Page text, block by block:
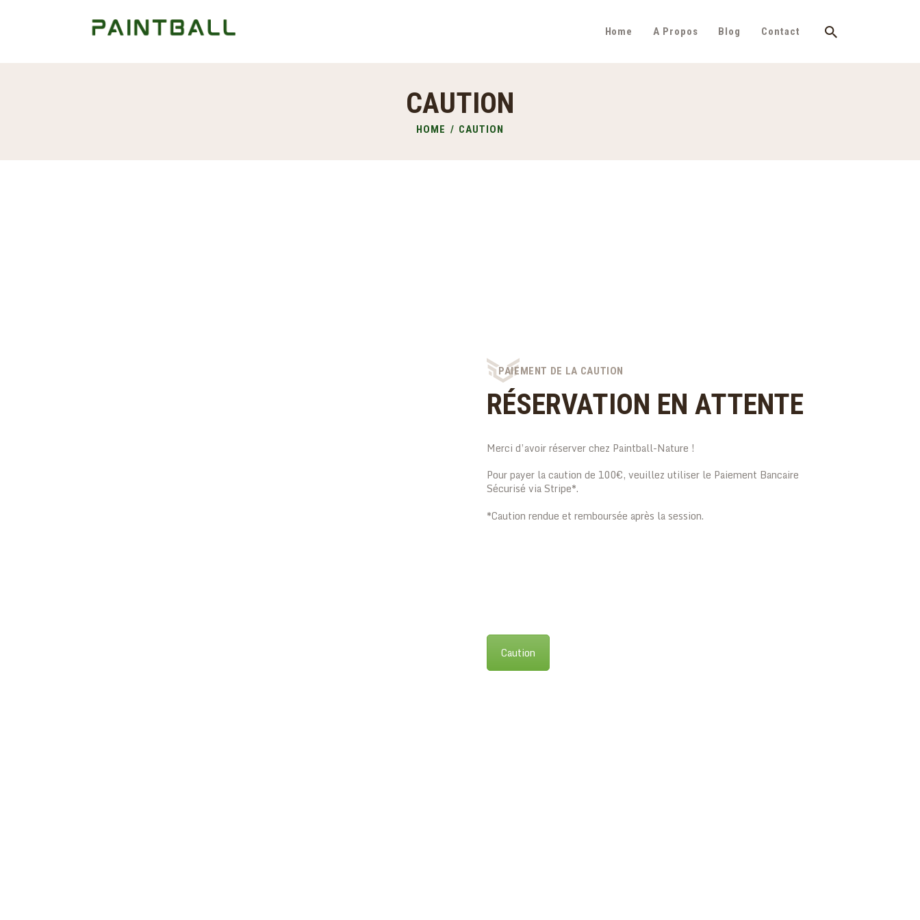
Home A Propos Blog Contact
CAUTION
HOME CAUTION
PAIEMENT DE LA CAUTION
RÉSERVATION EN ATTENTE
Merci d’avoir réserver chez Paintball-Nature !
Pour payer la caution de 100€, veuillez utiliser le Paiement Bancaire
Sécurisé via Stripe*.
*Caution rendue et remboursée après la session.
Caution